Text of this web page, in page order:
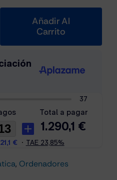
Añadir Al
Carrito
, Ordenadores